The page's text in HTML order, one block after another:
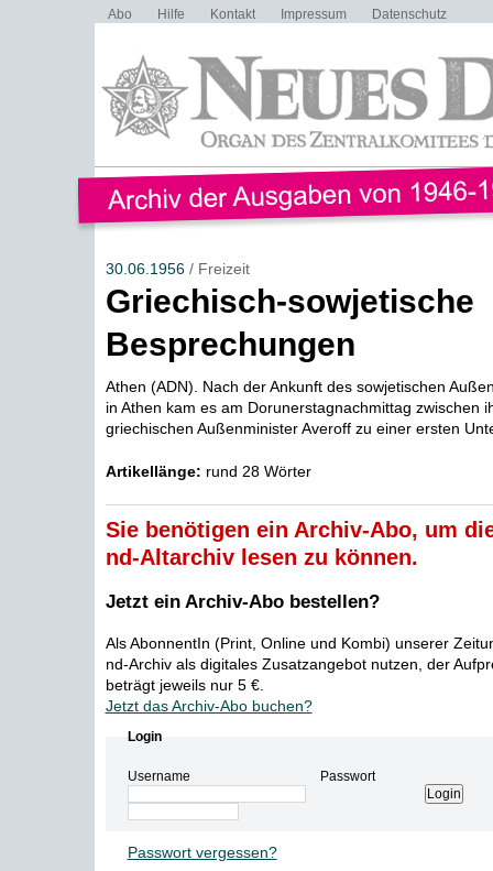
Abo Hilfe Kontakt Impressum Datenschutz
30.06.1956/ Freizeit
Griechisch-sowjetische
Besprechungen
Athen (ADN). Nach der Ankunft des sowjetischen
in Athen kam es am Dorunerstagnachmittag zwischen
griechischen Außenminister Averoff zu einer ersten
Artikellänge: rund 28 Wörter
Sie benötigen ein Archiv-Abo, um
nd-Altarchiv lesen zu können.
Jetzt ein Archiv-Abo bestellen?
Als AbonnentIn (Print, Online und Kombi) unserer
nd-Archiv als digitales Zusatzangebot nutzen, der
beträgt jeweils nur 5 €.
Jetzt das Archiv-Abo buchen?
Login
Username Passwort
Passwort vergessen?